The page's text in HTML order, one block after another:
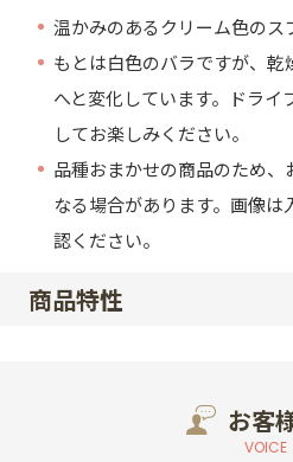
商品特性
温かみのあるクリーム色のス
もとは白色のバラですが、
へと変化しています。ドライ
してお楽しみください。
品種おまかせの商品のため
なる場合があります。画像
認ください。
お客
VOICE